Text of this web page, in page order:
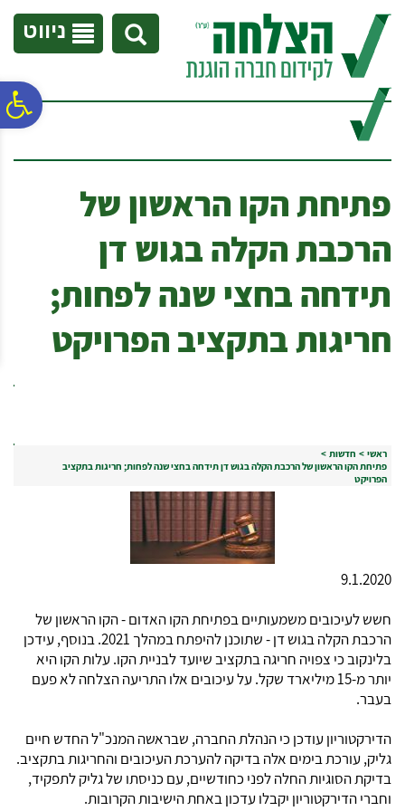
נגישות
אתר
המרכזי
ניווט
פתיחת הקו הראשון של
הרכבת הקלה בגוש דן
תידחה בחצי שנה לפחות;
חריגות בתקציב הפרויקט
ראשי > חדשות >
פתיחת הקו הראשון של הרכבת הקלה בגוש דן תידחה בחצי שנה לפחות; חריגות בתקציב
הפרויקט
9.1.2020
חשש לעיכובים משמעותיים בפתיחת הקו האדום - הקו הראשון של
הרכבת הקלה בגוש דן - שתוכנן להיפתח במהלך 2021. בנוסף, עידכן
בלינקוב כי צפויה חריגה בתקציב שיועד לבניית הקו. עלות הקו היא
יותר מ-15 מיליארד שקל. על עיכובים אלו התריעה הצלחה לא פעם
בעבר.
הדירקטוריון עודכן כי הנהלת החברה, שבראשה המנכ"ל החדש חיים
גליק, עורכת בימים אלה בדיקה להערכת העיכובים והחריגות בתקציב.
בדיקת הסוגיות החלה לפני כחודשיים, עם כניסתו של גליק לתפקיד,
וחברי הדירקטוריון יקבלו עדכון באחת הישיבות הקרובות.